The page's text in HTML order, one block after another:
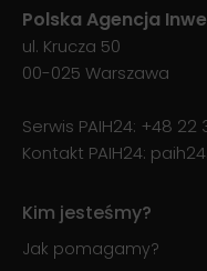
Polska Agencja
ul. Krucza 50
00-025 Warszawa
Serwis PAIH24: +48 22
Kontakt PAIH24:
Kim jesteśmy?
Jak pomagamy?